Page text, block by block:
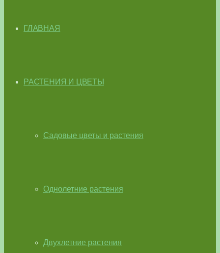
ГЛАВНАЯ
РАСТЕНИЯ И ЦВЕТЫ
Садовые цветы и растения
Однолетние растения
Двухлетние растения